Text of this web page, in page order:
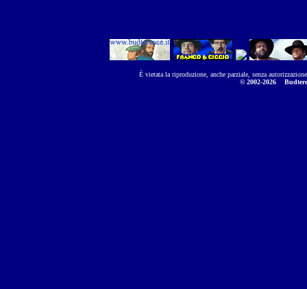
È vietata la riproduzione, anche parziale, senza
© 2002-2026